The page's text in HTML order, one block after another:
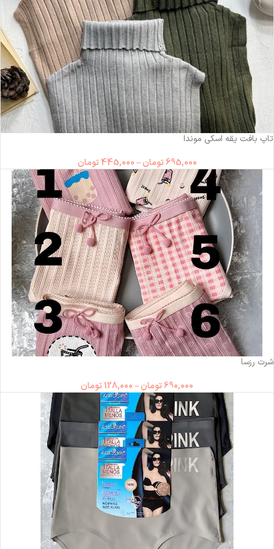
-36%
تاپ بافت یقه اسکی موندا
695,000تومان–
445,000 تومان
ناموجود
شرت رزسا
690,000تومان–
128,000 تومان